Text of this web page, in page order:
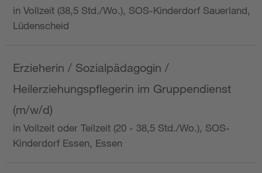
in Vollzeit (38,5 Std./Wo.), SOS-Kinderdorf Sauerland,
Lüdenscheid
Erzieherin / Sozialpädagogin /
Heilerziehungspflegerin im Gruppendienst
(m/w/d)
in Vollzeit oder Teilzeit (20 - 38,5 Std./Wo.), SOS-
Kinderdorf Essen, Essen